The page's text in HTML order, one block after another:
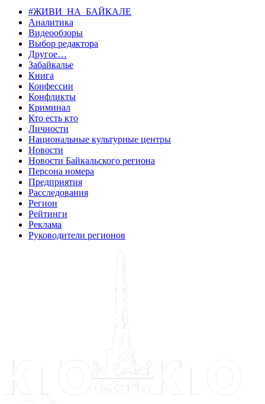
#ЖИВИ_НА_БАЙКАЛЕ
Аналитика
Видеообзоры
Выбор редактора
Другое…
Забайкалье
Книга
Конфессии
Конфликты
Криминал
Кто есть кто
Личности
Национальные культурные центры
Новости
Новости Байкальского региона
Персона номера
Предприятия
Расследования
Регион
Рейтинги
Реклама
Руководители регионов